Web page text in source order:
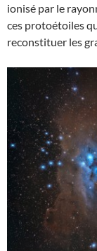
ionisé par le
ces protoétoiles
reconstituer les